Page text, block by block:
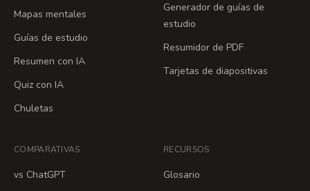
Mapas mentales
Guías de estudio
Resumen con IA
Quiz con IA
Chuletas
Generador de guías de
estudio
Resumidor de PDF
Tarjetas de diapositivas
COMPARATIVAS
vs ChatGPT
RECURSOS
Glosario